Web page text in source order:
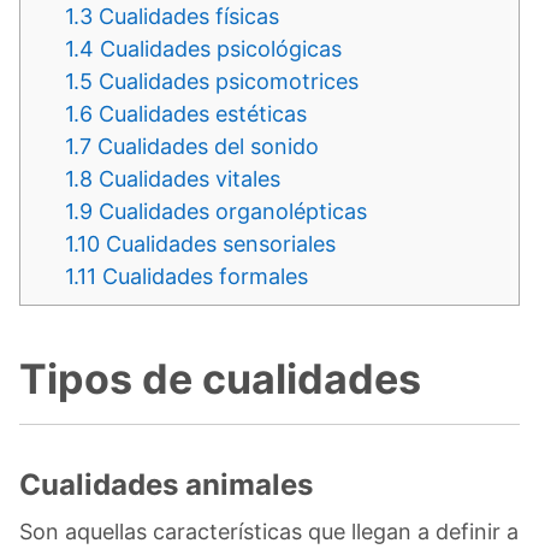
1.3 Cualidades físicas
1.4 Cualidades psicológicas
1.5 Cualidades psicomotrices
1.6 Cualidades estéticas
1.7 Cualidades del sonido
1.8 Cualidades vitales
1.9 Cualidades organolépticas
1.10 Cualidades sensoriales
1.11 Cualidades formales
Tipos de cualidades
Cualidades animales
Son aquellas características que llegan a definir a